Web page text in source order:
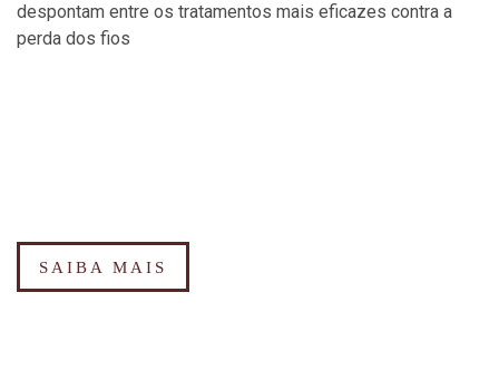
despontam entre os tratamentos mais eficazes contra a
perda dos fios
SAIBA MAIS